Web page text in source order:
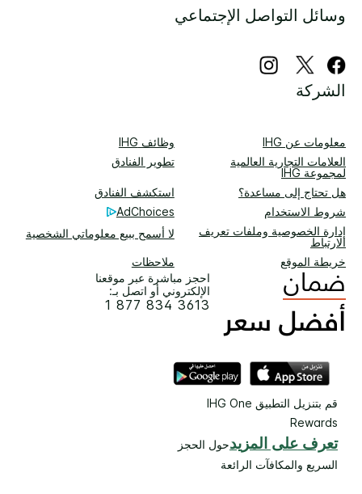
وسائل التواصل الإجتماعي
الشركة
معلومات عن IHG
وظائف IHG
العلامات التجارية العالمية
لمجموعة IHG
تطوير الفنادق
هل تحتاج إلى مساعدة؟
استكشف الفنادق
شروط الاستخدام
AdChoices
إدارة الخصوصية وملفات تعريف
الارتباط
لا أسمح ببيع معلوماتي الشخصية
خريطة الموقع
ملاحظات
احجز مباشرة عبر موقعنا
الإلكتروني أو اتصل بـ:
1 877 834 3613
قم بتنزيل التطبيق IHG One
Rewards
تعرف على المزيدحول الحجز
السريع والمكافآت الرائعة